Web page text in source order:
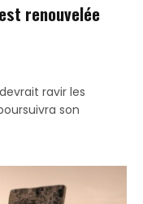
renouvelée
ravir les
son